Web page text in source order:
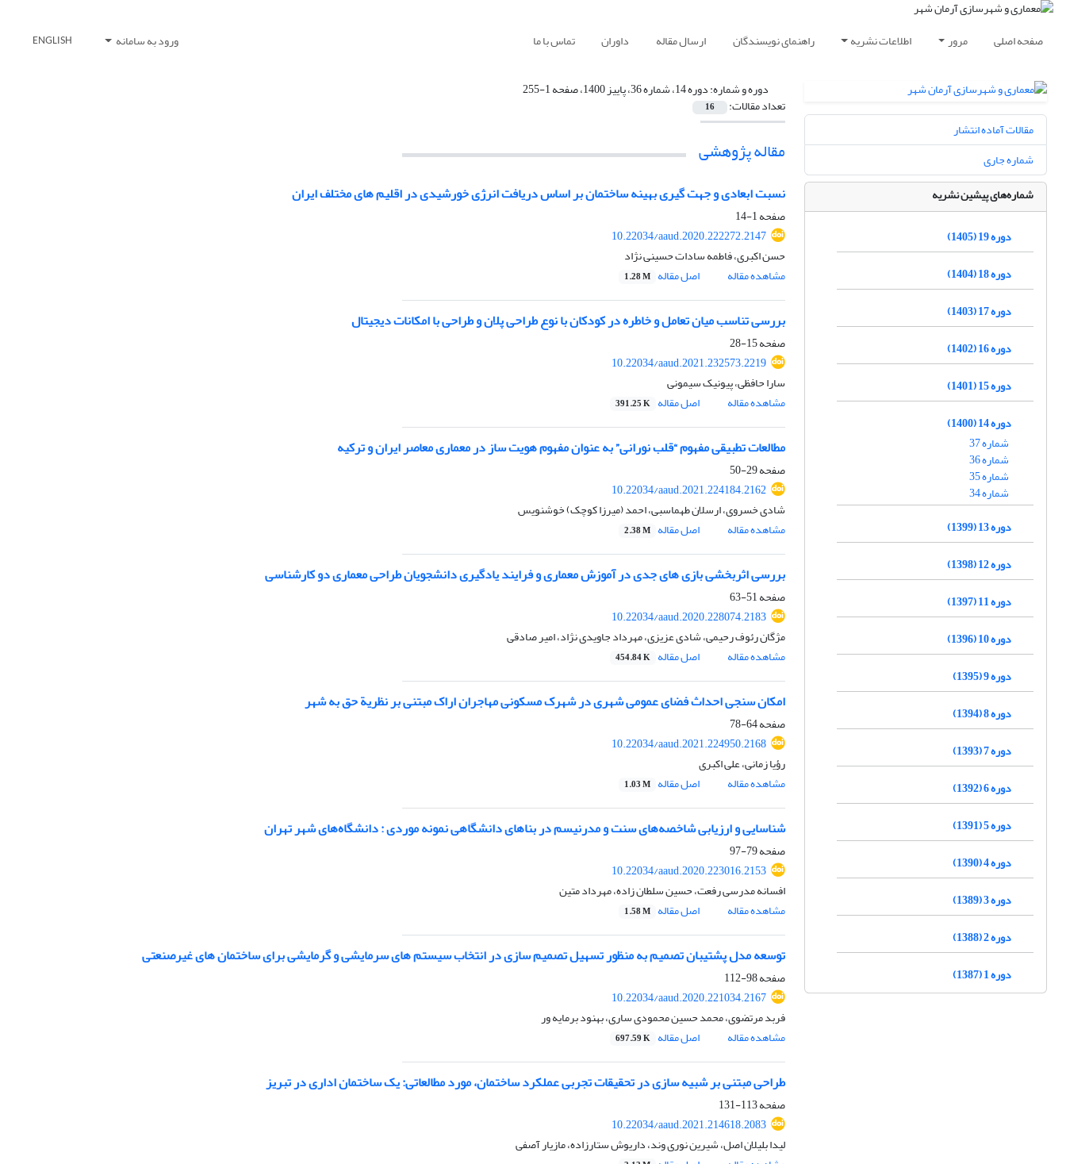
صفحه اصلی مرور اطلاعات نشریه راهنمای نویسندگان ارسال مقاله داوران تماس با ما ورود به سامانه ENGLISH
دوره و شماره:دوره 14، شماره 36، پاییز 1400، صفحه 1-255
تعداد مقالات: 16
مقاله پژوهشی
نسبت ابعادی و جهت گیری بهینه ساختمان بر اساس دریافت انرژی خورشیدی در اقلیم های مختلف ایران
صفحه1-14
10.22034/aaud.2020.222272.2147
حسن اکبری، فاطمه سادات حسینی ‌نژاد
مشاهده مقاله
اصل مقاله 1.28 M
بررسی تناسب میان تعامل و خاطره در کودکان با نوع طراحی پلان و طراحی با امکانات دیجیتال
صفحه15-28
10.22034/aaud.2021.232573.2219
سارا حافظی، پیونیک سیمونی
مشاهده مقاله
اصل مقاله 391.25 K
مطالعات تطبیقی مفهوم “قلب نورانی” به عنوان مفهوم هویت ساز در معماری معاصر ایران و ترکیه
صفحه29-50
10.22034/aaud.2021.224184.2162
شادی خسروی، ارسلان طهماسبی، احمد (میرزا کوچک) خوشنویس
مشاهده مقاله
اصل مقاله 2.38 M
بررسی اثربخشی بازی های جدی در آموزش معماری و فرایند یادگیری دانشجویان طراحی معماری دو کارشناسی
صفحه51-63
10.22034/aaud.2020.228074.2183
مژگان رئوف رحیمی، شادی عزیزی، مهرداد جاویدی نژاد، امیر صادقی
مشاهده مقاله
اصل مقاله 454.84 K
امکان سنجی احداث فضای عمومی شهری در شهرک مسکونی مهاجران اراک مبتنی بر نظریة حق به شهر
صفحه64-78
10.22034/aaud.2021.224950.2168
رؤیا زمانی، علی اکبری
مشاهده مقاله
اصل مقاله 1.03 M
شناسایی و ارزیابی شاخصه‌های سنت و مدرنیسم در بناهای دانشگاهی نمونه موردی : دانشگاه‌های شهر تهران
صفحه79-97
10.22034/aaud.2020.223016.2153
افسانه مدرسی رفعت، حسین سلطان زاده، مهرداد متین
مشاهده مقاله
اصل مقاله 1.58 M
توسعه مدل پشتیبان تصمیم به منظور تسهیل تصمیم سازی در انتخاب سیستم های سرمایشی و گرمایشی برای ساختمان های غیرصنعتی
صفحه98-112
10.22034/aaud.2020.221034.2167
فربد مرتضوی، محمد حسین محمودی ساری، بهنود برمایه ور
مشاهده مقاله
اصل مقاله 697.59 K
طراحی مبتنی بر شبیه سازی در تحقیقات تجربی عملکرد ساختمان، مورد مطالعاتی: یک ساختمان اداری در تبریز
صفحه113-131
10.22034/aaud.2021.214618.2083
لیدا بلیلان اصل، شیرین نوری وند، داریوش ستارزاده، مازیار آصفی
مقالات آماده انتشار
شماره جاری
شماره‌های پیشین نشریه
دوره 19 (1405)
دوره 18 (1404)
دوره 17 (1403)
دوره 16 (1402)
دوره 15 (1401)
دوره 14 (1400)
شماره 37
شماره 36
شماره 35
شماره 34
دوره 13 (1399)
دوره 12 (1398)
دوره 11 (1397)
دوره 10 (1396)
دوره 9 (1395)
دوره 8 (1394)
دوره 7 (1393)
دوره 6 (1392)
دوره 5 (1391)
دوره 4 (1390)
دوره 3 (1389)
دوره 2 (1388)
دوره 1 (1387)